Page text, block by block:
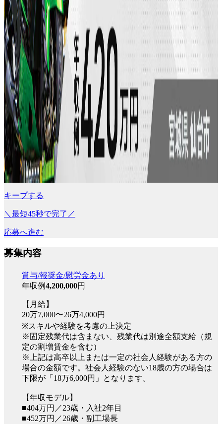
キープする
＼最短45秒で完了／
応募へ進む
募集内容
賞与/報奨金/慰労金あり
年収例4,200,000円
【月給】
20万7,000〜26万4,000円
※スキルや経験を考慮の上決定
※固定残業代は含まない、残業代は別途全額支給（規
定の割増賃金を含む）
※上記は高卒以上または一定の社会人経験がある方の
場合の金額です。社会人経験のない18歳の方の場合は
下限が「18万6,000円」となります。
【年収モデル】
■404万円／23歳・入社2年目
■452万円／26歳・副工場長